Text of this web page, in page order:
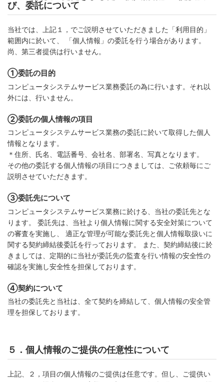
び、委託について
当社では、上記１，でご説明させていただきました「利用目的」
範囲内に於いて、 「個人情報」の委託を行う場合があります。
尚、第三者提供は行いません。
①委託の目的
コンピュータシステムサービス業務委託の為に行います。それ以
外には、行いません。
②委託の個人情報の項目
コンピュータシステムサービス業務の委託に於いて取得した個人
情報となります。
＊住所、氏名、電話番号、会社名、部署名、写真となります。
その他の委託する個人情報の項目につきましては、ご依頼毎にご
説明させていただきます。
③委託先について
コンピュータシステムサービス業務に於ける、当社の委託先とな
ります。 委託先は、当社より個人情報に関する安全対策について
の審査を実施し、 適正な管理が可能な委託先と個人情報取扱いに
関する契約締結後委託を行っております。 また、契約締結後に於
きましては、定期的に当社が委託先の監査を行い情報の安全性の
確認を実施し安全性を担保しております。
④契約について
当社の委託先と当社は、全て契約を締結して、個人情報の安全管
理を担保しております。
５．個人情報のご提供の任意性について
上記、２，項目の個人情報のご提供は任意です。但し、ご提供い